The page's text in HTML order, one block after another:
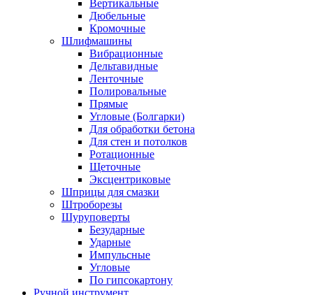
Вертикальные
Дюбельные
Кромочные
Шлифмашины
Вибрационные
Дельтавидные
Ленточные
Полировальные
Прямые
Угловые (Болгарки)
Для обработки бетона
Для стен и потолков
Ротационные
Щеточные
Эксцентриковые
Шприцы для смазки
Штроборезы
Шуруповерты
Безударные
Ударные
Импульсные
Угловые
По гипсокартону
Ручной инструмент